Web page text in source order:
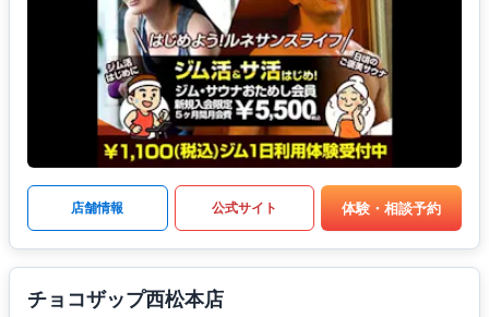
店舗情報 公式サイト 体験・相談予約
チョコザップ西松本店